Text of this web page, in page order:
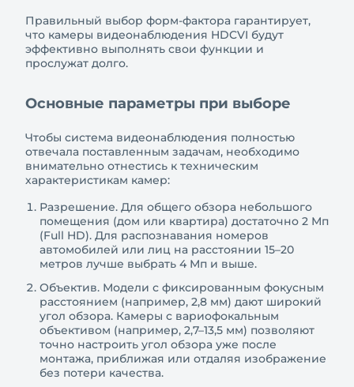
Правильный выбор форм-фактора гарантирует,
что камеры видеонаблюдения HDCVI будут
эффективно выполнять свои функции и
прослужат долго.
Основные параметры при выборе
Чтобы система видеонаблюдения полностью
отвечала поставленным задачам, необходимо
внимательно отнестись к техническим
характеристикам камер:
Разрешение. Для общего обзора небольшого
помещения (дом или квартира) достаточно 2 Мп
(Full HD). Для распознавания номеров
автомобилей или лиц на расстоянии 15–20
метров лучше выбрать 4 Мп и выше.
Объектив. Модели с фиксированным фокусным
расстоянием (например, 2,8 мм) дают широкий
угол обзора. Камеры с вариофокальным
объективом (например, 2,7–13,5 мм) позволяют
точно настроить угол обзора уже после
монтажа, приближая или отдаляя изображение
без потери качества.